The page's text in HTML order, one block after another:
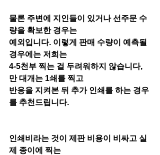
물론 주변에 지인들이 있거나 선주문 수
량을 확보한 경우는
예외입니다. 이렇게 판매 수량이 예측될
경우에는 저희는
4-5천부 찍는 걸 두려워하지 않습니다,
만 대개는 1쇄를 찍고
반응을 지켜본 뒤 추가 인쇄를 하는 경우
를 추천드립니다.
인쇄비라는 것이 제판 비용이 비싸고 실
제 종이에 찍는